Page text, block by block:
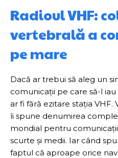
Radioul VHF:
vertebrală a
pe mare
Dacă ar trebui să aleg un
comunicații pe care să-l
ar fi fără ezitare stația VHF.
îi spune denumirea
mondial pentru
scurte și medii. Iar când
faptul că aproape orice